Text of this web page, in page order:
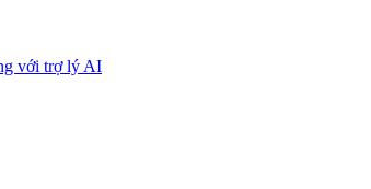
với trợ lý AI